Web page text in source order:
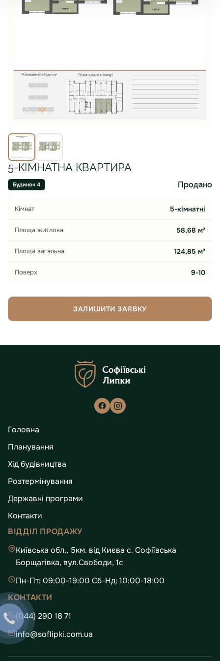
5-КІМНАТНА КВАРТИРА
Будинок 4 Продано
Кімнат 5-кімнатні
Площа житлова 58,68 м²
Площа загальна 124,85 м²
Поверх 9-10
ЗАЛИШИТИ ЗАЯВКУ
Головна
Планування
Хід будівництва
Розтермінування
Державні програми
Контакти
ВІДДІЛ ПРОДАЖУ
Київська обл., 5км. від Києва с. Софіївська
Борщагівка, вул.Свободи, 1с
Пн-Пт: 09:00-19:00 Сб-Нд: 10:00-18:00
КОНТАКТИ
(044) 290 18 71
info@soflipki.com.ua